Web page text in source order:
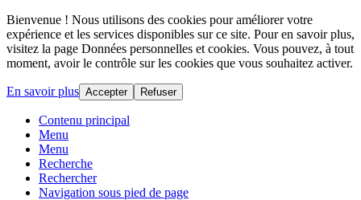
Bienvenue ! Nous utilisons des cookies pour améliorer votre
expérience et les services disponibles sur ce site. Pour en savoir plus,
visitez la page Données personnelles et cookies. Vous pouvez, à tout
moment, avoir le contrôle sur les cookies que vous souhaitez activer.
En savoir plus Accepter Refuser
Contenu principal
Menu
Menu
Recherche
Rechercher
Navigation sous pied de page